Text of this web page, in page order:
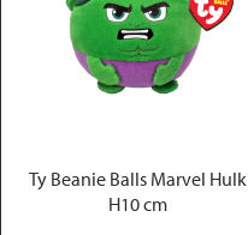
Ty Beanie Balls Marvel Hulk
H10 cm